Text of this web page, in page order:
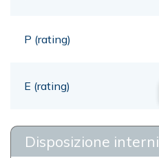
P (rating)
E (rating)
Disposizione interni